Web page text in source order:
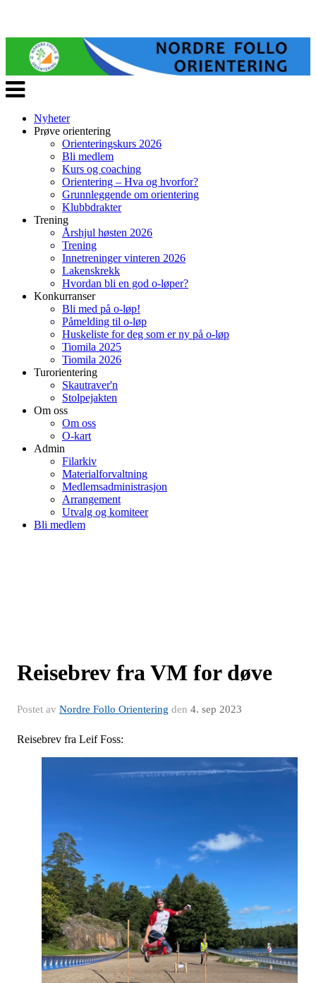
Veksle
navigasjon
Nyheter
Prøve orientering
Orienteringskurs 2026
Bli medlem
Kurs og coaching
Orientering – Hva og hvorfor?
Grunnleggende om orientering
Klubbdrakter
Trening
Årshjul høsten 2026
Trening
Innetreninger vinteren 2026
Lakenskrekk
Hvordan bli en god o-løper?
Konkurranser
Bli med på o-løp!
Påmelding til o-løp
Huskeliste for deg som er ny på o-løp
Tiomila 2025
Tiomila 2026
Turorientering
Skautraver'n
Stolpejakten
Om oss
Om oss
O-kart
Admin
Filarkiv
Materialforvaltning
Medlemsadministrasjon
Arrangement
Utvalg og komiteer
Bli medlem
Reisebrev fra VM for døve
Postet av Nordre Follo Orientering den 4. sep 2023
Reisebrev fra Leif Foss: